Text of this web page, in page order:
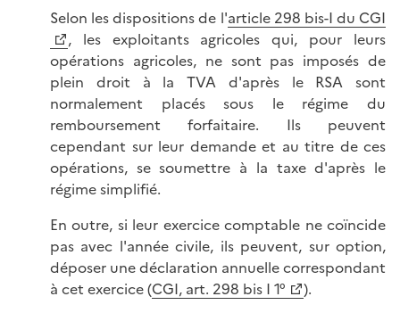
Selon les dispositions de l'article 298 bis-I du CGI
, les exploitants agricoles qui, pour leurs
opérations agricoles, ne sont pas imposés de
plein droit à la TVA d'après le RSA sont
normalement placés sous le régime du
remboursement forfaitaire. Ils peuvent
cependant sur leur demande et au titre de ces
opérations, se soumettre à la taxe d'après le
régime simplifié.
En outre, si leur exercice comptable ne coïncide
pas avec l'année civile, ils peuvent, sur option,
déposer une déclaration annuelle correspondant
à cet exercice (CGI, art. 298 bis I 1°
).